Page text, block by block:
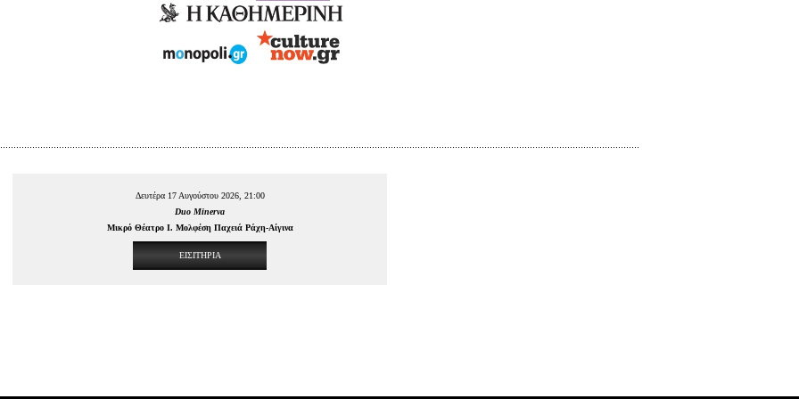
Δευτέρα 17 Αυγούστου 2026, 21:00
Duo Minerva
Μικρό Θέατρο Ι. Μολφέση Παχειά Ράχη-Αίγινα
ΕΙΣΙΤΗΡΙΑ